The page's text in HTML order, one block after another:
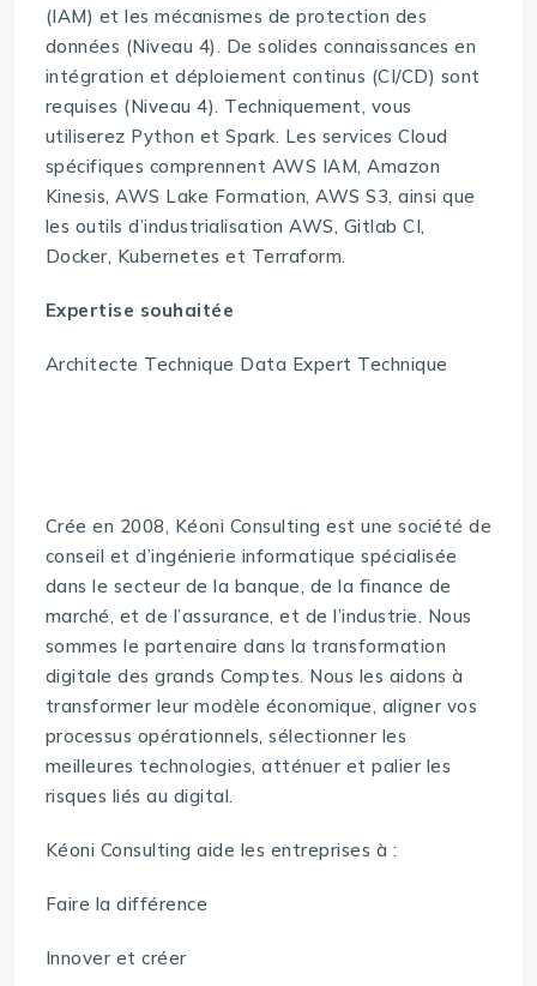
(IAM) et les mécanismes de protection des
données (Niveau 4). De solides connaissances en
intégration et déploiement continus (CI/CD) sont
requises (Niveau 4). Techniquement, vous
utiliserez Python et Spark. Les services Cloud
spécifiques comprennent AWS IAM, Amazon
Kinesis, AWS Lake Formation, AWS S3, ainsi que
les outils d’industrialisation AWS, Gitlab CI,
Docker, Kubernetes et Terraform.
Expertise souhaitée
Architecte Technique Data Expert Technique
Crée en 2008, Kéoni Consulting est une société de
conseil et d’ingénierie informatique spécialisée
dans le secteur de la banque, de la finance de
marché, et de l’assurance, et de l’industrie. Nous
sommes le partenaire dans la transformation
digitale des grands Comptes. Nous les aidons à
transformer leur modèle économique, aligner vos
processus opérationnels, sélectionner les
meilleures technologies, atténuer et palier les
risques liés au digital.
Kéoni Consulting aide les entreprises à :
Faire la différence
Innover et créer